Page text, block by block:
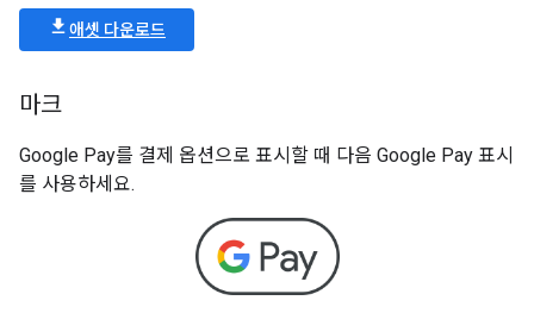
애셋 다운로드
마크
Google Pay를 결제 옵션으로 표시할 때 다음 Google Pay 표시
를 사용하세요.